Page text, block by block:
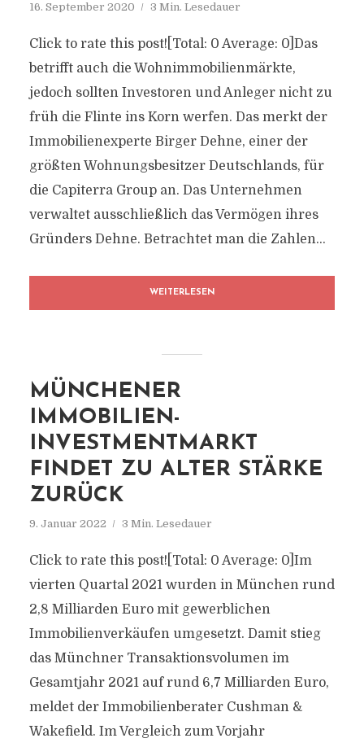
16. September 2020 3 Min. Lesedauer
Click to rate this post![Total: 0 Average: 0]Das
betrifft auch die Wohnimmobilienmärkte,
jedoch sollten Investoren und Anleger nicht zu
früh die Flinte ins Korn werfen. Das merkt der
Immobilienexperte Birger Dehne, einer der
größten Wohnungsbesitzer Deutschlands, für
die Capiterra Group an. Das Unternehmen
verwaltet ausschließlich das Vermögen ihres
Gründers Dehne. Betrachtet man die Zahlen...
WEITERLESEN
MÜNCHENER
IMMOBILIEN-
INVESTMENTMARKT
FINDET ZU ALTER STÄRKE
ZURÜCK
9. Januar 2022 3 Min. Lesedauer
Click to rate this post![Total: 0 Average: 0]Im
vierten Quartal 2021 wurden in München rund
2,8 Milliarden Euro mit gewerblichen
Immobilienverkäufen umgesetzt. Damit stieg
das Münchner Transaktionsvolumen im
Gesamtjahr 2021 auf rund 6,7 Milliarden Euro,
meldet der Immobilienberater Cushman &
Wakefield. Im Vergleich zum Vorjahr